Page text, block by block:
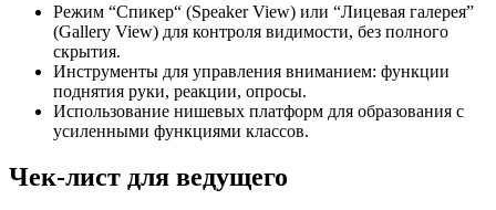
Режим “Спикер“ (Speaker View) или “Лицевая галерея”
(Gallery View) для контроля видимости, без полного
скрытия.
Инструменты для управления вниманием: функции
поднятия руки, реакции, опросы.
Использование нишевых платформ для образования с
усиленными функциями классов.
Чек-лист для ведущего